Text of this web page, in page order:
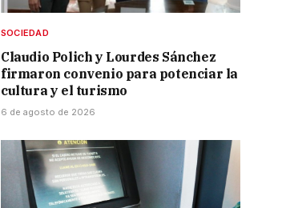
SOCIEDAD
Claudio Polich y Lourdes Sánchez
firmaron convenio para potenciar la
cultura y el turismo
6 de agosto de 2026